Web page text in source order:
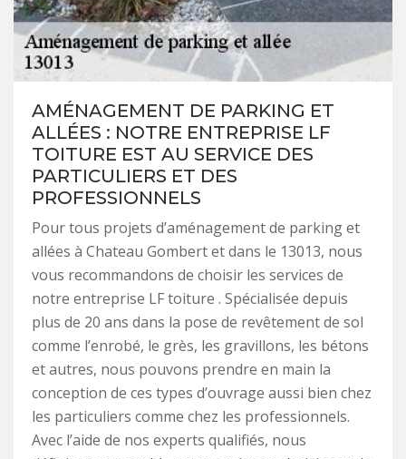
AMÉNAGEMENT DE PARKING ET
ALLÉES : NOTRE ENTREPRISE LF
TOITURE EST AU SERVICE DES
PARTICULIERS ET DES
PROFESSIONNELS
Pour tous projets d’aménagement de parking et
allées à Chateau Gombert et dans le 13013, nous
vous recommandons de choisir les services de
notre entreprise LF toiture . Spécialisée depuis
plus de 20 ans dans la pose de revêtement de sol
comme l’enrobé, le grès, les gravillons, les bétons
et autres, nous pouvons prendre en main la
conception de ces types d’ouvrage aussi bien chez
les particuliers comme chez les professionnels.
Avec l’aide de nos experts qualifiés, nous